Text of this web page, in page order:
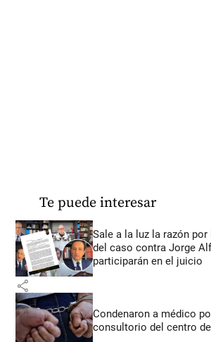
Te puede interesar
Sale a la luz la razón
del caso contra Jorge
participarán en el juicio
share
Condenaron a médico
consultorio del centro